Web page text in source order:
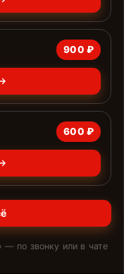
900 ₽
600 ₽
— по звонку или в чате